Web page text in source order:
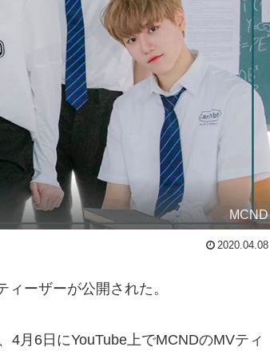
MCND
2020.04.08
ーザーが公開された。
4月6日にYouTube上でMCNDのMVティ